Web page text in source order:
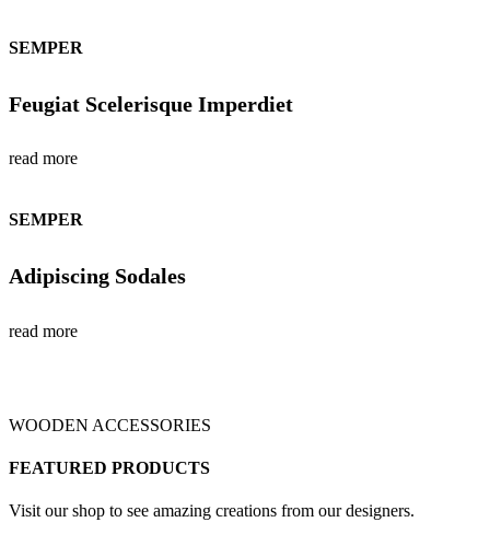
SEMPER
Feugiat Scelerisque Imperdiet
read more
SEMPER
Adipiscing Sodales
read more
WOODEN ACCESSORIES
FEATURED PRODUCTS
Visit our shop to see amazing creations from our designers.